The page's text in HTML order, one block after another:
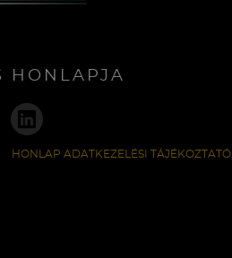
HONLAPJA
HONLAP ADATKEZELÉSI TÁJÉKOZTATÓ